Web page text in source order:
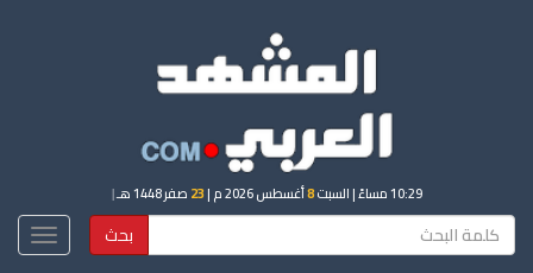
10:29 مساءً | السبت8أغسطس 2026 م | 23 صفر 1448 هـ |
بحث